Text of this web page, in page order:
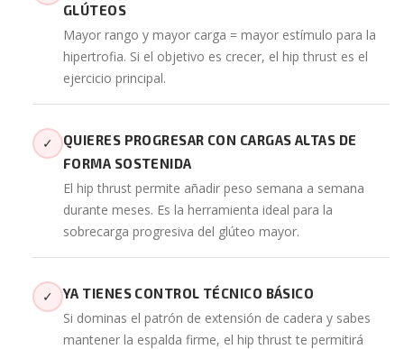
GLÚTEOS
Mayor rango y mayor carga = mayor estímulo para la
hipertrofia. Si el objetivo es crecer, el hip thrust es el
ejercicio principal.
✓
QUIERES PROGRESAR CON CARGAS ALTAS DE
FORMA SOSTENIDA
El hip thrust permite añadir peso semana a semana
durante meses. Es la herramienta ideal para la
sobrecarga progresiva del glúteo mayor.
✓ YA TIENES CONTROL TÉCNICO BÁSICO
Si dominas el patrón de extensión de cadera y sabes
mantener la espalda firme, el hip thrust te permitirá